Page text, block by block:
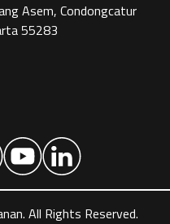
Asem, Condongcatur
55283
All Rights Reserved.